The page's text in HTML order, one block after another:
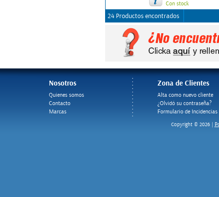
Con stock
24 Productos encontrados
Nosotros
Quienes somos
Contacto
Marcas
Zona de Clientes
Alta como nuevo cliente
¿Olvidó su contraseña?
Formulario de Incidencias
Copyright © 2026 |